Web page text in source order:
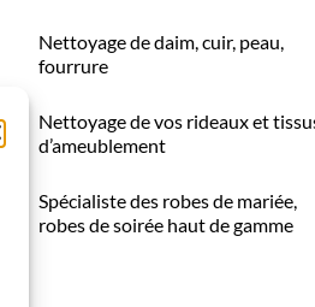
Nettoyage de daim, cuir, peau,
fourrure
Nettoyage de vos rideaux et
d’ameublement
Spécialiste des robes de mariée,
robes de soirée haut de gamme